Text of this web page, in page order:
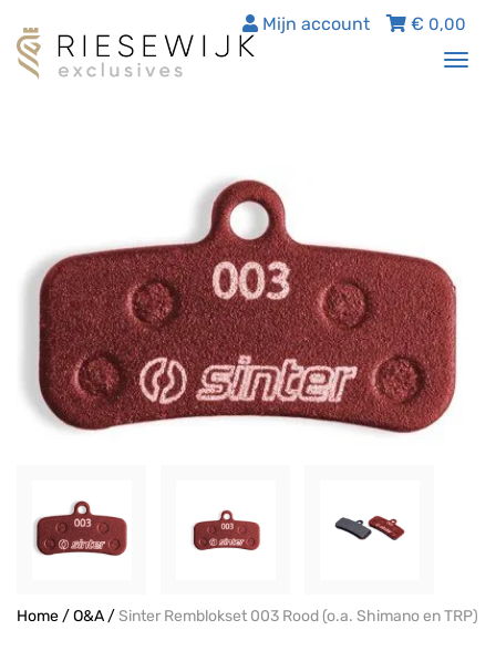
€ 0,00
Mijn account
Home/O&A/Sinter Remblokset 003 Rood (o.a. Shimano en TRP)